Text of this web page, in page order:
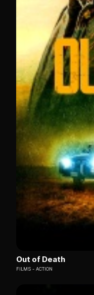
Out of Death
FILMS ACTION